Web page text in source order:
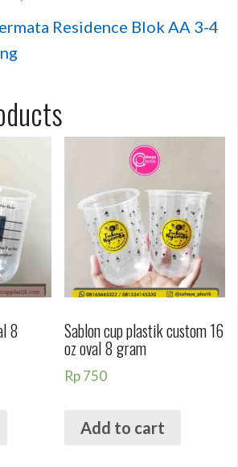
Residence Blok AA 3-4
8 Sablon cup plastik custom 16
oz oval 8 gram
Rp750
Add to cart